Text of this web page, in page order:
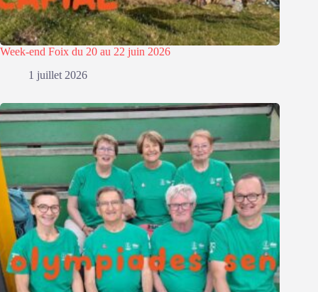
Week-end Foix du 20 au 22 juin 2026
1 juillet 2026